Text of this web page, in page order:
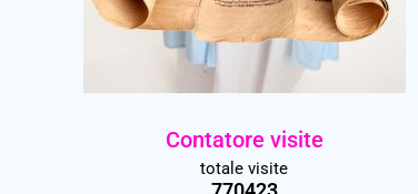
Contatore visite
totale visite